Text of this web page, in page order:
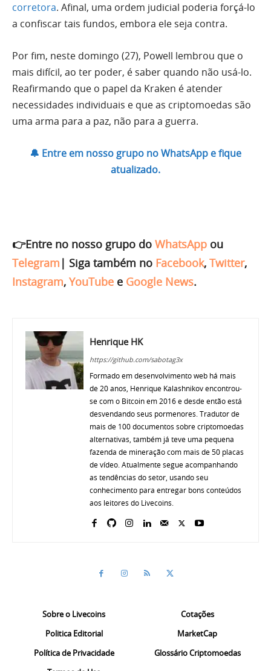
corretora. Afinal, uma ordem judicial poderia forçá-lo
a confiscar tais fundos, embora ele seja contra.
Por fim, neste domingo (27), Powell lembrou que o
mais difícil, ao ter poder, é saber quando não usá-lo.
Reafirmando que o papel da Kraken é atender
necessidades individuais e que as criptomoedas são
uma arma para a paz, não para a guerra.
🔔 Entre em nosso grupo no WhatsApp e fique
atualizado.
👉Entre no nosso grupo do WhatsApp ou
Telegram | Siga também no Facebook, Twitter,
Instagram, YouTube e Google News.
Henrique HK
https://github.com/sabotag3x
Formado em desenvolvimento web há mais
de 20 anos, Henrique Kalashnikov encontrou-
se com o Bitcoin em 2016 e desde então está
desvendando seus pormenores. Tradutor de
mais de 100 documentos sobre criptomoedas
alternativas, também já teve uma pequena
fazenda de mineração com mais de 50 placas
de vídeo. Atualmente segue acompanhando
as tendências do setor, usando seu
conhecimento para entregar bons conteúdos
aos leitores do Livecoins.
Sobre o Livecoins
Politica Editorial
Política de Privacidade
Cotações
MarketCap
Glossário Criptomoedas